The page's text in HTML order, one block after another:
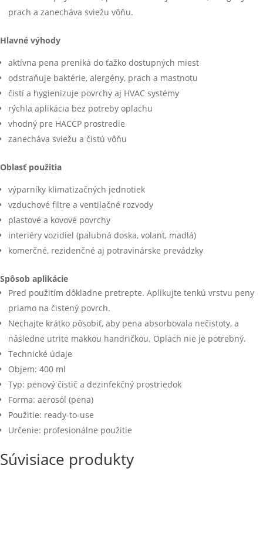
prach a zanecháva sviežu vôňu.
Hlavné výhody
aktívna pena preniká do ťažko dostupných miest
odstraňuje baktérie, alergény, prach a mastnotu
čistí a hygienizuje povrchy aj HVAC systémy
rýchla aplikácia bez potreby oplachu
vhodný pre HACCP prostredie
zanecháva sviežu a čistú vôňu
Oblasť použitia
výparníky klimatizačných jednotiek
vzduchové filtre a ventilačné rozvody
plastové a kovové povrchy
interiéry vozidiel (palubná doska, volant, madlá)
komerčné, rezidenčné aj potravinárske prevádzky
Spôsob aplikácie
Pred použitím dôkladne pretrepte. Aplikujte tenkú vrstvu peny
priamo na čistený povrch.
Nechajte krátko pôsobiť, aby pena absorbovala nečistoty, a
následne utrite mäkkou handričkou. Oplach nie je potrebný.
Technické údaje
Objem: 400 ml
Typ: penový čistič a dezinfekčný prostriedok
Forma: aerosól (pena)
Použitie: ready-to-use
Určenie: profesionálne použitie
Súvisiace produkty